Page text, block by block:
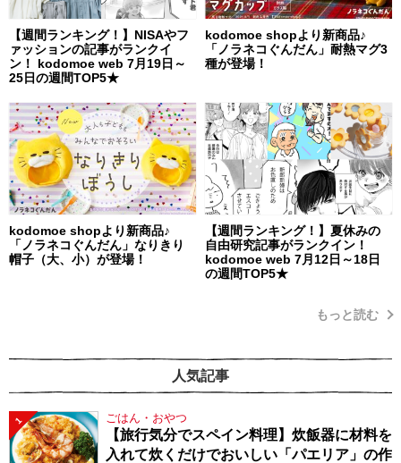
【週間ランキング！】NISAやフ
ァッションの記事がランクイ
ン！ kodomoe web 7月19日～
25日の週間TOP5★
kodomoe shopより新商品♪
「ノラネコぐんだん」耐熱マグ3
種が登場！
kodomoe shopより新商品♪
「ノラネコぐんだん」なりきり
帽子（大、小）が登場！
【週間ランキング！】夏休みの
自由研究記事がランクイン！
kodomoe web 7月12日～18日
の週間TOP5★
もっと読む
人気記事
1 ごはん・おやつ
【旅行気分でスペイン料理】炊飯器に材料を
入れて炊くだけでおいしい「パエリア」の作